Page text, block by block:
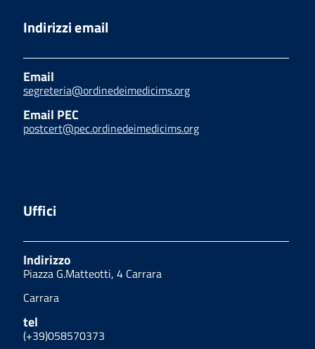
Indirizzi email
Email
segreteria@ordinedeimedicims.org
Email PEC
postcert@pec.ordinedeimedicims.org
Uffici
Indirizzo
Piazza G.Matteotti, 4 Carrara
Carrara
tel
(+39)058570373